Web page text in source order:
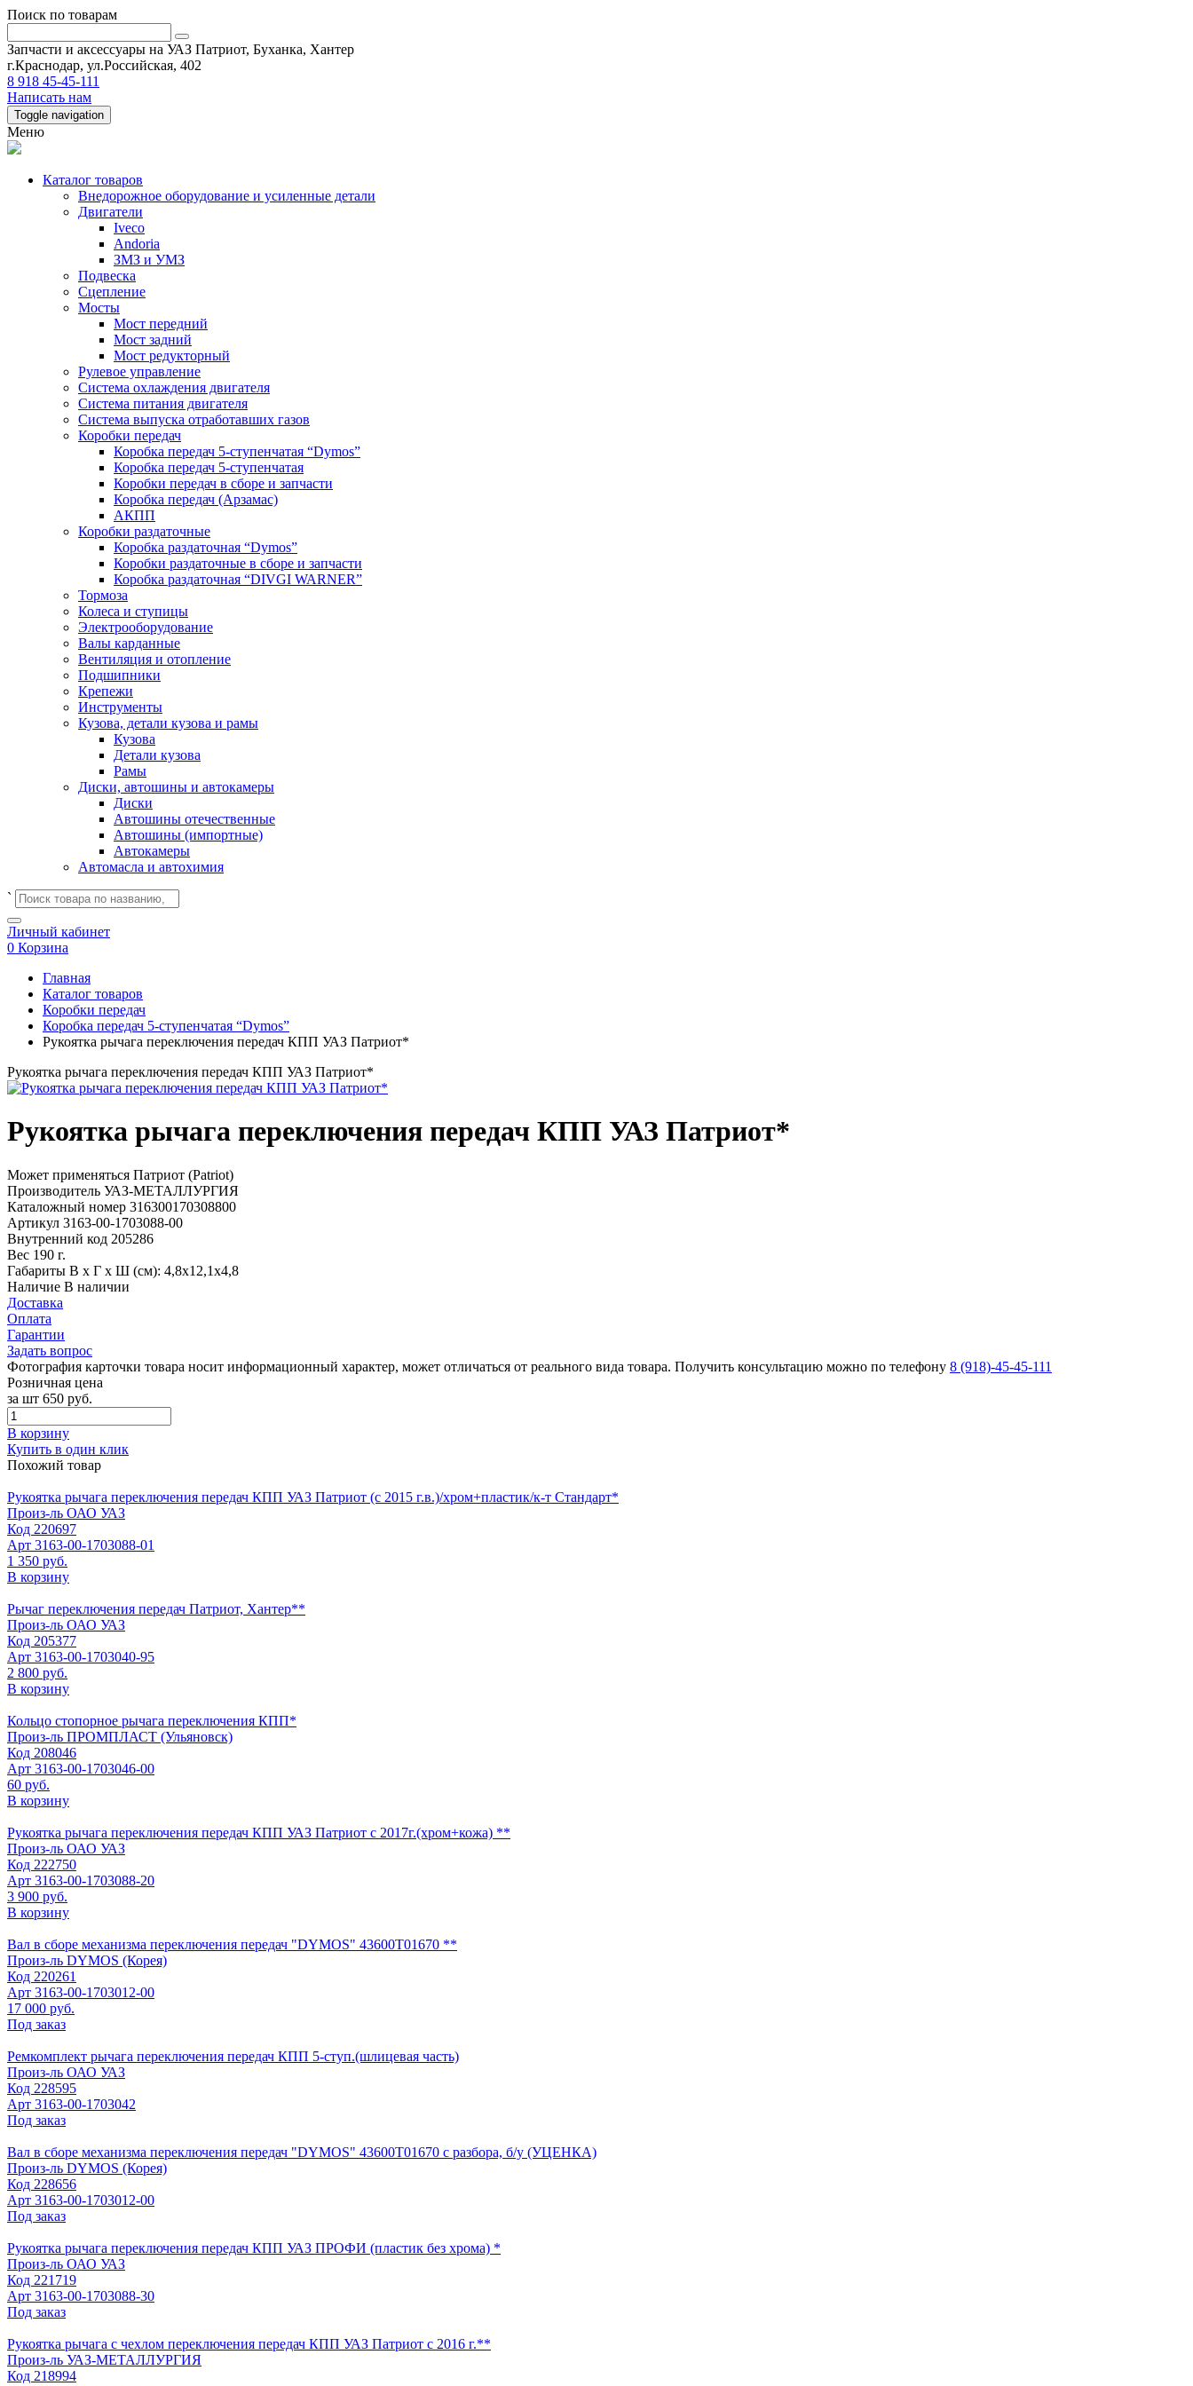
Поиск по товарам
Запчасти и аксессуары на УАЗ Патриот, Буханка, Хантер
г.Краснодар, ул.Российская, 402
8 918 45-45-111
Написать нам
Toggle navigation
Меню
Каталог товаров
Внедорожное оборудование и усиленные детали
Двигатели
Iveco
Andoria
ЗМЗ и УМЗ
Подвеска
Сцепление
Мосты
Мост передний
Мост задний
Мост редукторный
Рулевое управление
Система охлаждения двигателя
Система питания двигателя
Система выпуска отработавших газов
Коробки передач
Коробка передач 5-ступенчатая “Dymos”
Коробка передач 5-ступенчатая
Коробки передач в сборе и запчасти
Коробка передач (Арзамас)
АКПП
Коробки раздаточные
Коробка раздаточная “Dymos”
Коробки раздаточные в сборе и запчасти
Коробка раздаточная “DIVGI WARNER”
Тормоза
Колеса и ступицы
Электрооборудование
Валы карданные
Вентиляция и отопление
Подшипники
Крепежи
Инструменты
Кузова, детали кузова и рамы
Кузова
Детали кузова
Рамы
Диски, автошины и автокамеры
Диски
Автошины отечественные
Автошины (импортные)
Автокамеры
Автомасла и автохимия
`
Личный кабинет
0 Корзина
Главная
Каталог товаров
Коробки передач
Коробка передач 5-ступенчатая “Dymos”
Рукоятка рычага переключения передач КПП УАЗ Патриот*
Рукоятка рычага переключения передач КПП УАЗ Патриот*
Рукоятка рычага переключения передач КПП УАЗ Патриот*
Может применяться Патриот (Patriot)
Производитель УАЗ-МЕТАЛЛУРГИЯ
Каталожный номер 316300170308800
Артикул 3163-00-1703088-00
Внутренний код 205286
Вес 190 г.
Габариты В х Г х Ш (см): 4,8х12,1х4,8
Наличие В наличии
Доставка
Оплата
Гарантии
Задать вопрос
Фотография карточки товара носит информационный характер, может отличаться от реального вида товара. Получить консультацию можно по телефону 8 (918)-45-45-111
Розничная цена
за шт 650 руб.
В корзину
Купить в один клик
Похожий товар
Рукоятка рычага переключения передач КПП УАЗ Патриот (с 2015 г.в.)/хром+пластик/к-т Стандарт*
Произ-ль ОАО УАЗ
Код 220697
Арт 3163-00-1703088-01
1 350 руб.
В корзину
Рычаг переключения передач Патриот, Хантер**
Произ-ль ОАО УАЗ
Код 205377
Арт 3163-00-1703040-95
2 800 руб.
В корзину
Кольцо стопорное рычага переключения КПП*
Произ-ль ПРОМПЛАСТ (Ульяновск)
Код 208046
Арт 3163-00-1703046-00
60 руб.
В корзину
Рукоятка рычага переключения передач КПП УАЗ Патриот с 2017г.(хром+кожа) **
Произ-ль ОАО УАЗ
Код 222750
Арт 3163-00-1703088-20
3 900 руб.
В корзину
Вал в сборе механизма переключения передач "DYMOS" 43600Т01670 **
Произ-ль DYMOS (Корея)
Код 220261
Арт 3163-00-1703012-00
17 000 руб.
Под заказ
Ремкомплект рычага переключения передач КПП 5-ступ.(шлицевая часть)
Произ-ль ОАО УАЗ
Код 228595
Арт 3163-00-1703042
Под заказ
Вал в сборе механизма переключения передач "DYMOS" 43600Т01670 с разбора, б/у (УЦЕНКА)
Произ-ль DYMOS (Корея)
Код 228656
Арт 3163-00-1703012-00
Под заказ
Рукоятка рычага переключения передач КПП УАЗ ПРОФИ (пластик без хрома) *
Произ-ль ОАО УАЗ
Код 221719
Арт 3163-00-1703088-30
Под заказ
Рукоятка рычага с чехлом переключения передач КПП УАЗ Патриот с 2016 г.**
Произ-ль УАЗ-МЕТАЛЛУРГИЯ
Код 218994